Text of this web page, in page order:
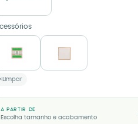
Limpar
A PARTIR DE
Escolha tamanho e acabamento